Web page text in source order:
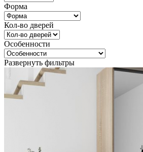
Форма
Кол-во дверей
Особенности
Развернуть фильтры